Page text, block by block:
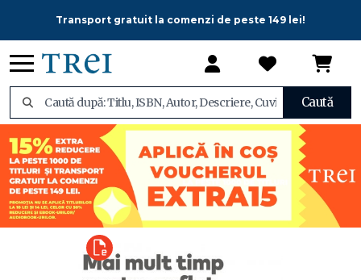
Transport gratuit la comenzi de peste 149 lei!
Caută